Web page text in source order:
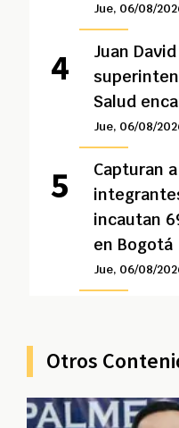
Jue, 06/08/
Juan
Salud
Jue, 06/08/
Capturan
incautan
en Bogotá
Jue, 06/08/
Otros